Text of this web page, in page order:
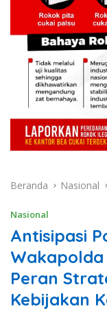
Beranda Nasional
Nasional
Antisipasi
Wakapolda
Peran
Kebijakan